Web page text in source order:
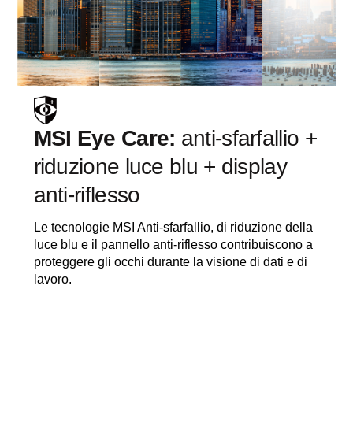
MSI Eye Care: anti-sfarfallio +
riduzione luce blu + display
anti-riflesso
Le tecnologie MSI Anti-sfarfallio, di riduzione della
luce blu e il pannello anti-riflesso contribuiscono a
proteggere gli occhi durante la visione di dati e di
lavoro.